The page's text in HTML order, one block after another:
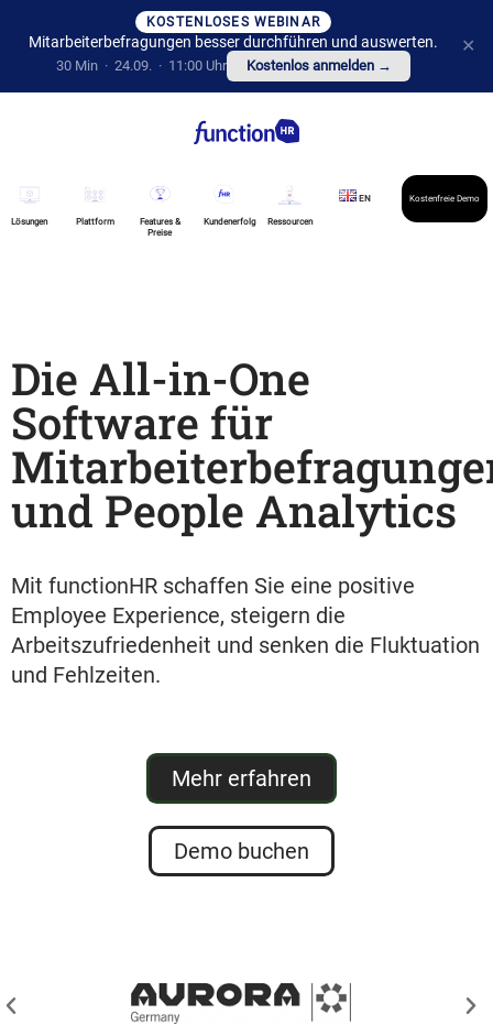
Lösungen Plattform
Features &
Preise
Kundenerfolg Ressourcen
EN Kostenfreie Demo
Die All-in-One
Software für
und People Analytics
Mit functionHR schaffen Sie eine positive
Employee Experience, steigern die
Arbeitszufriedenheit und senken die Fluktuation
und Fehlzeiten.
Mehr erfahren
Demo buchen
KOSTENLOSES WEBINAR
Mitarbeiterbefragungen besser durchführen und auswerten.
30 Min · 24.09. · 11:00 Uhr Kostenlos anmelden →
✕